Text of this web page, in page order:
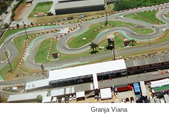
Granja Viana